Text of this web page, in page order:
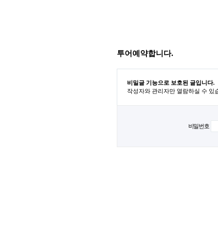
투어예약합니다.
비밀글 기능으로 보호된 글입니다.
작성자와 관리자만 열람하실 수 있
비밀번호